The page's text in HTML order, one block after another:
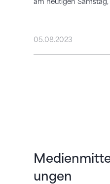
05.08.2023
ungen